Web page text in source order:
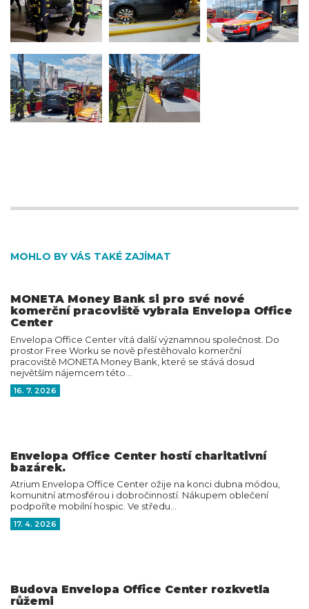
MOHLO BY VÁS TAKÉ ZAJÍMAT
MONETA Money Bank si pro své nové
komerční pracoviště vybrala Envelopa Office
Center
Envelopa Office Center vítá další významnou společnost. Do
prostor Free Worku se nově přestěhovalo komerční
pracoviště MONETA Money Bank, které se stává dosud
největším nájemcem této…
16. 7. 2026
Envelopa Office Center hostí charitativní
bazárek.
Atrium Envelopa Office Center ožije na konci dubna módou,
komunitní atmosférou i dobročinností. Nákupem oblečení
podpoříte mobilní hospic. Ve středu…
17. 4. 2026
Budova Envelopa Office Center rozkvetla
růžemi